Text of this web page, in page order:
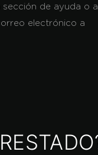
de ayuda o
electrónico a